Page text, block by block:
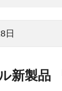
日
新製品